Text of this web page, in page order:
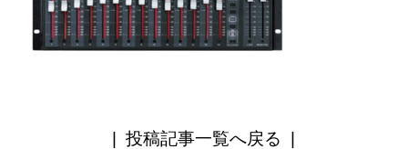
|投稿記事一覧へ戻る |